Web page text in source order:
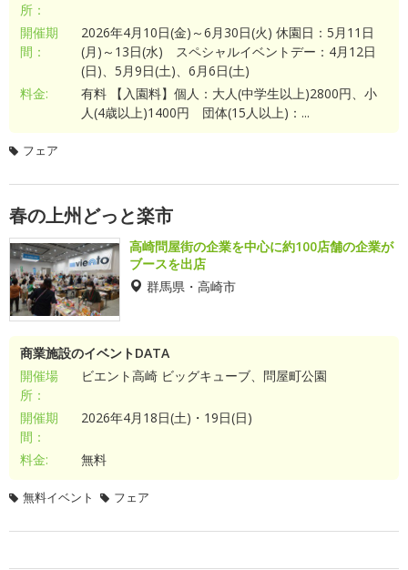
所：
開催期
間：
2026年4月10日(金)～6月30日(火) 休園日：5月11日
(月)～13日(水) スペシャルイベントデー：4月12日
(日)、5月9日(土)、6月6日(土)
料金:
有料 【入園料】個人：大人(中学生以上)2800円、小
人(4歳以上)1400円 団体(15人以上)：...
フェア
春の上州どっと楽市
高崎問屋街の企業を中心に約100店舗の企業が
ブースを出店
群馬県・高崎市
商業施設のイベントDATA
開催場
所：
ビエント高崎 ビッグキューブ、問屋町公園
開催期
間：
2026年4月18日(土)・19日(日)
料金: 無料
無料イベント フェア